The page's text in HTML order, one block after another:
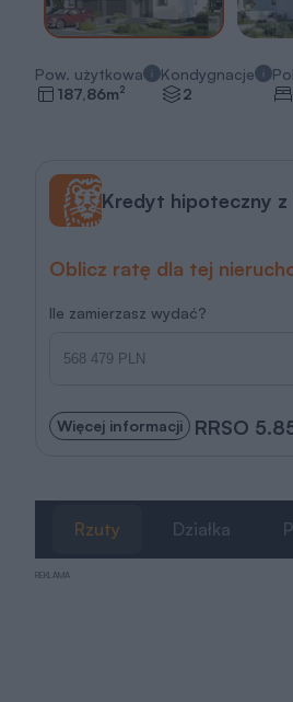
Pow. użytkowa
187,86m2
Kondygnacje
2
Kredyt hipoteczny z
Oblicz ratę dla tej
Ile zamierzasz wydać?
Więcej informacji RRSO
Rzuty Działka
REKLAMA